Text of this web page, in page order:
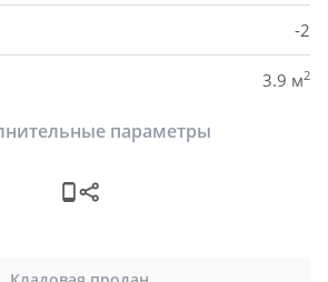
-2
3.9 м2
параметры